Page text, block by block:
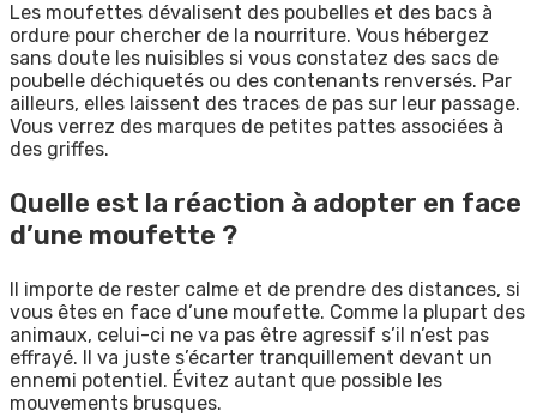
Les moufettes dévalisent des poubelles et des bacs à
ordure pour chercher de la nourriture. Vous hébergez
sans doute les nuisibles si vous constatez des sacs de
poubelle déchiquetés ou des contenants renversés. Par
ailleurs, elles laissent des traces de pas sur leur passage.
Vous verrez des marques de petites pattes associées à
des griffes.
Quelle est la réaction à adopter en face
d’une moufette ?
Il importe de rester calme et de prendre des distances, si
vous êtes en face d’une moufette. Comme la plupart des
animaux, celui-ci ne va pas être agressif s’il n’est pas
effrayé. Il va juste s’écarter tranquillement devant un
ennemi potentiel. Évitez autant que possible les
mouvements brusques.